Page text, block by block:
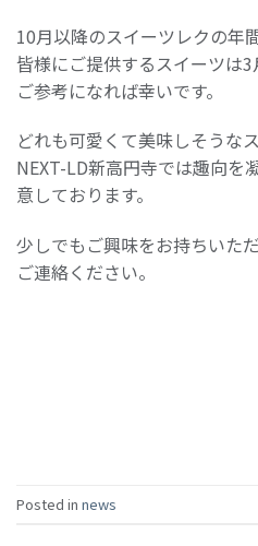
10月以降のスイーツレクの年
皆様にご提供するスイーツは3
ご参考になれば幸いです。
どれも可愛くて美味しそうな
NEXT-LD新高円寺では趣向を
意しております。
少しでもご興味をお持ちいた
ご連絡ください。
Posted in news